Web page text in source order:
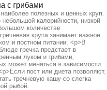
с грибами
полезных и ценных круп.
небольшой калорийности, низкой
количестве
крупа занимает важное
и постном питании. <p>В
гречка предстает в
луком и грибами,
может меняться в зависимости
пост или диета позволяют,
гречневую кашу со слегка
рыбой.